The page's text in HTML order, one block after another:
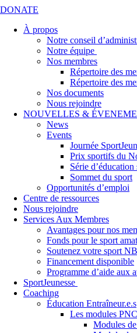
DONATE
À propos
Notre conseil
Notre équipe
Nos membres
Répertoire des
Répertoire des
Nos documents
Nous rejoindre
NOUVELLES &
News
Events
Journée
Prix sportifs du
Série
Sommet du sport
Opportunités d’emploi
Centre de ressources
Nous rejoindre
Services Aux Membres
Avantages pour nos
Fonds pour le sport
Soutenez votre sport
Financement disponible
Programme d’aide aux
SportJeunesse
Coaching
Éducation Entraîneur.e.s
Les modules
Modules